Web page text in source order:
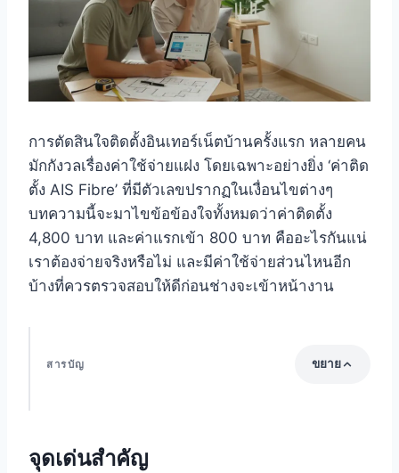
การตัดสินใจติดตั้งอินเทอร์เน็ตบ้านครั้งแรก หลายคน
มักกังวลเรื่องค่าใช้จ่ายแฝง โดยเฉพาะอย่างยิ่ง ‘ค่าติด
ตั้ง AIS Fibre’ ที่มีตัวเลขปรากฏในเงื่อนไขต่างๆ
บทความนี้จะมาไขข้อข้องใจทั้งหมดว่าค่าติดตั้ง
4,800 บาท และค่าแรกเข้า 800 บาท คืออะไรกันแน่
เราต้องจ่ายจริงหรือไม่ และมีค่าใช้จ่ายส่วนไหนอีก
บ้างที่ควรตรวจสอบให้ดีก่อนช่างจะเข้าหน้างาน
สารบัญ ขยาย
ค่าติดตั้ง AIS Fibre โดยปกติแล้วมีอะไรบ้าง?
จุดเด่นสำคัญ